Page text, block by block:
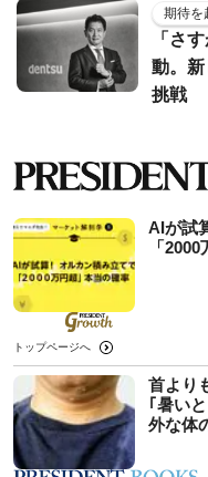
期待を
「さ
動。
挑戦
AIが試
「
トップページへ
首より
｢暑い
外な体